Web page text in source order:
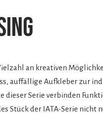
an kreativen
auffällige Aufkleber zur
dieser Serie verbinden
Stück der IATA-Serie